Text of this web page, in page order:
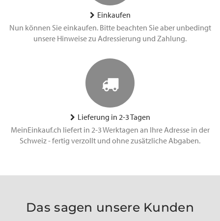
Einkaufen
Nun können Sie einkaufen. Bitte beachten Sie aber unbedingt
unsere Hinweise zu Adressierung und Zahlung.
Lieferung in 2-3 Tagen
MeinEinkauf.ch liefert in 2-3 Werktagen an Ihre Adresse in der
Schweiz - fertig verzollt und ohne zusätzliche Abgaben.
Das sagen unsere Kunden